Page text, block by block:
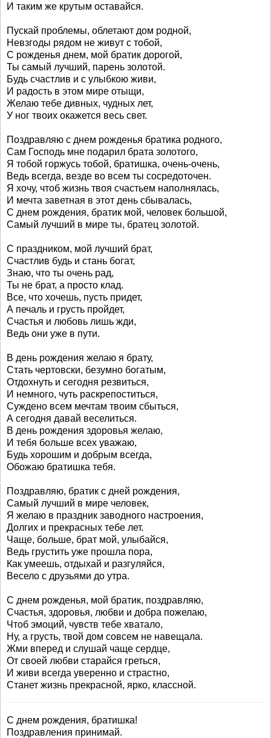
И таким же крутым оставайся.
Пускай проблемы, облетают дом родной,
Невзгоды рядом не живут с тобой,
С рожденья днем, мой братик дорогой,
Ты самый лучший, парень золотой.
Будь счастлив и с улыбкою живи,
И радость в этом мире отыщи,
Желаю тебе дивных, чудных лет,
У ног твоих окажется весь свет.
Поздравляю с днем рожденья братика родного,
Сам Господь мне подарил брата золотого,
Я тобой горжусь тобой, братишка, очень-очень,
Ведь всегда, везде во всем ты сосредоточен.
Я хочу, чтоб жизнь твоя счастьем наполнялась,
И мечта заветная в этот день сбывалась,
С днем рождения, братик мой, человек большой,
Самый лучший в мире ты, братец золотой.
С праздником, мой лучший брат,
Счастлив будь и стань богат,
Знаю, что ты очень рад,
Ты не брат, а просто клад.
Все, что хочешь, пусть придет,
А печаль и грусть пройдет,
Счастья и любовь лишь жди,
Ведь они уже в пути.
В день рождения желаю я брату,
Стать чертовски, безумно богатым,
Отдохнуть и сегодня резвиться,
И немного, чуть раскрепоститься,
Суждено всем мечтам твоим сбыться,
А сегодня давай веселиться.
В день рождения здоровья желаю,
И тебя больше всех уважаю,
Будь хорошим и добрым всегда,
Обожаю братишка тебя.
Поздравляю, братик с дней рождения,
Самый лучший в мире человек,
Я желаю в праздник заводного настроения,
Долгих и прекрасных тебе лет.
Чаще, больше, брат мой, улыбайся,
Ведь грустить уже прошла пора,
Как умеешь, отдыхай и разгуляйся,
Весело с друзьями до утра.
С днем рожденья, мой братик, поздравляю,
Счастья, здоровья, любви и добра пожелаю,
Чтоб эмоций, чувств тебе хватало,
Ну, а грусть, твой дом совсем не навещала.
Жми вперед и слушай чаще сердце,
От своей любви старайся греться,
И живи всегда уверенно и страстно,
Станет жизнь прекрасной, ярко, классной.
С днем рождения, братишка!
Поздравления принимай.